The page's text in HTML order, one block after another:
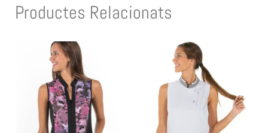
Productes Relacionats